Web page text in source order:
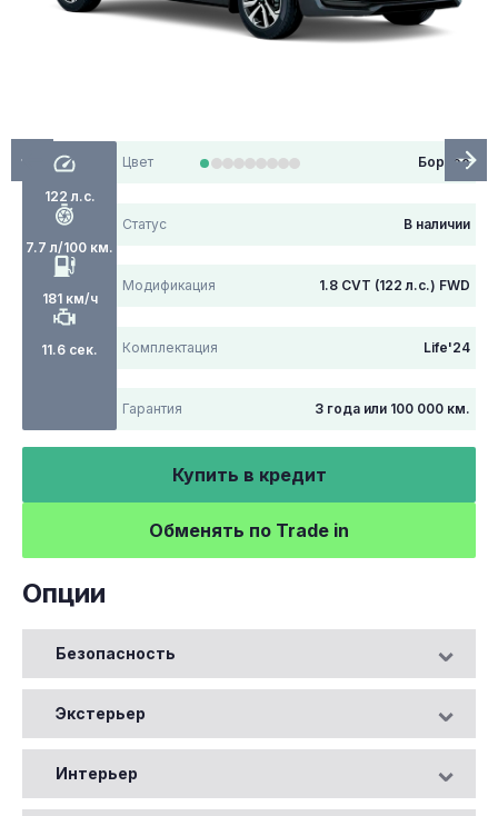
122 л.с.
7.7 л/100 км.
181 км/ч
11.6 сек.
Цвет Борнео
Статус В наличии
Модификация 1.8 CVT (122 л.с.) FWD
Комплектация Life'24
Гарантия 3 года или 100 000 км.
Купить в кредит
Обменять по Trade in
Опции
Безопасность
Экстерьер
Интерьер